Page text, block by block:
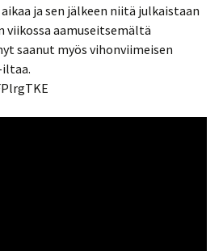
ja sen jälkeen niitä julkaistaan
viikossa aamuseitsemältä
saanut myös vihonviimeisen